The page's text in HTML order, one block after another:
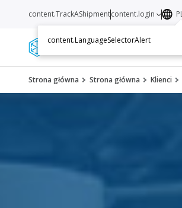
Services
content.TrackAShipmentcontent.login
content.LanguageSelectorAlert
Strona główna Strona główna Klienci